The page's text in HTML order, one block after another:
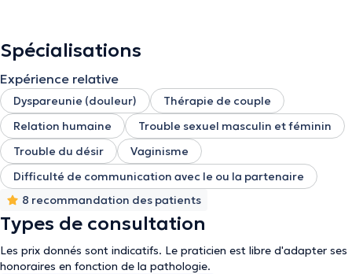
Spécialisations
Expérience relative
Dyspareunie (douleur)
Thérapie de couple
Relation humaine
Trouble sexuel masculin et féminin
Trouble du désir
Vaginisme
Difficulté de communication avec le ou la partenaire
8 recommandation des patients
Types de consultation
Les prix donnés sont indicatifs. Le praticien est libre d'adapter ses
honoraires en fonction de la pathologie.